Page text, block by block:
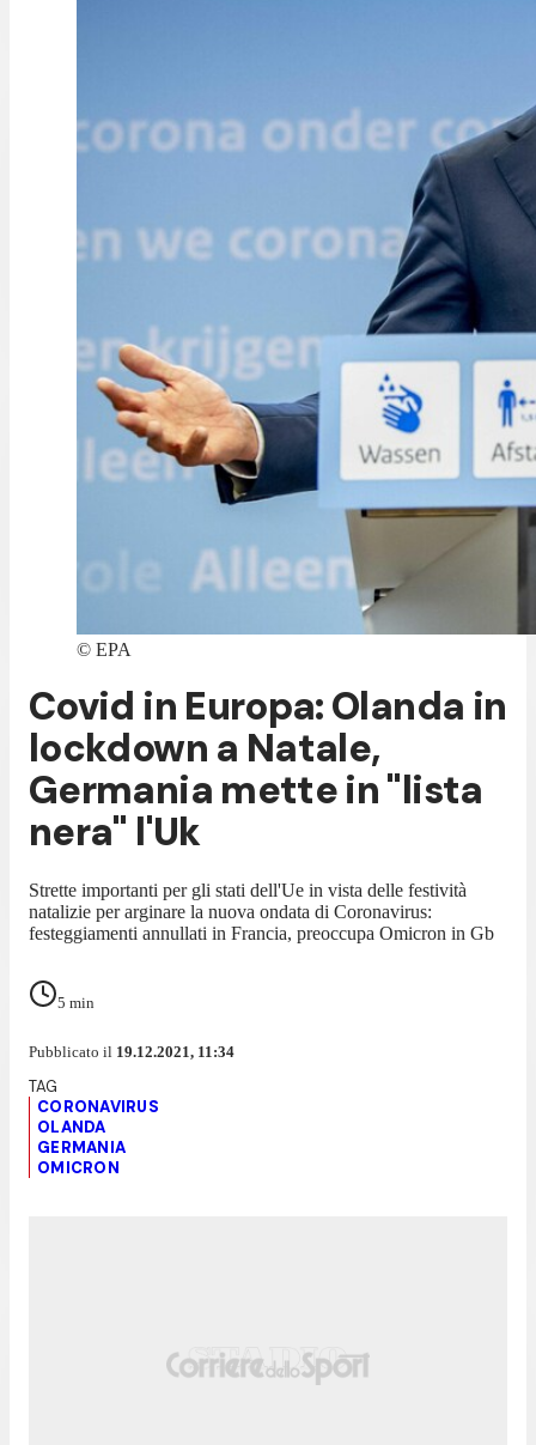
© EPA
Covid in Europa: Olanda in
lockdown a Natale,
Germania mette in "lista
nera" l'Uk
Strette importanti per gli stati dell'Ue in vista delle festività
natalizie per arginare la nuova ondata di Coronavirus:
festeggiamenti annullati in Francia, preoccupa Omicron in Gb
5 min
Pubblicato il 19.12.2021, 11:34
CORONAVIRUS
OLANDA
GERMANIA
OMICRON